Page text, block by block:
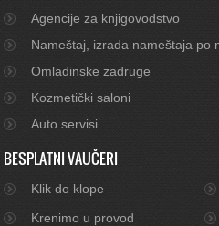
Agencije za knjigovodstvo
Nameštaj, izrada nameštaja po
Omladinske zadruge
Kozmetički saloni
Auto servisi
BESPLATNI VAUČERI
Klik do klope
Krenimo u provod